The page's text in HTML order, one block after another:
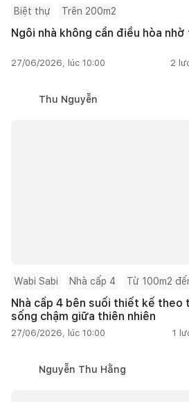
Biệt thự Trên 200m2
Ngôi nhà không cần điều hòa
27/06/2026, lúc 10:00 2
Thu Nguyễn
Wabi Sabi Nhà cấp 4 Từ 100m2
Nhà cấp 4 bên suối thiết kế theo
sống chậm giữa thiên nhiên
27/06/2026, lúc 10:00 1
Nguyễn Thu Hằng